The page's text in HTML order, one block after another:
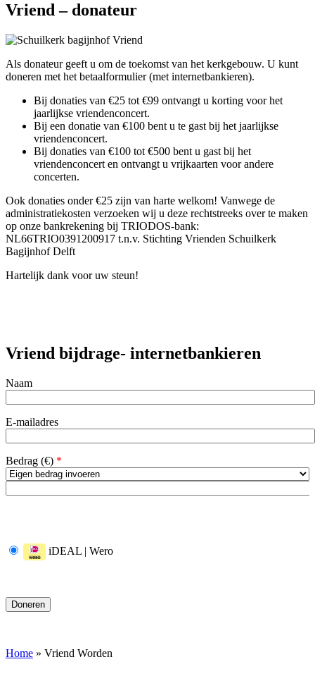
Vriend – donateur
Als donateur geeft u om de toekomst van het kerkgebouw. U kunt
doneren met het betaalformulier (met internetbankieren).
Bij donaties van €25 tot €99 ontvangt u korting voor het
jaarlijkse vriendenconcert.
Bij een donatie van €100 bent u te gast bij het jaarlijkse
vriendenconcert.
Bij donaties van €100 tot €500 bent u gast bij het
vriendenconcert en ontvangt u vrijkaarten voor andere
concerten.
Ook donaties onder €25 zijn van harte welkom! Vanwege de
administratiekosten verzoeken wij u deze rechtstreeks over te maken
op onze bankrekening bij TRIODOS-bank:
NL66TRIO0391200917 t.n.v. Stichting Vrienden Schuilkerk
Bagijnhof Delft
Hartelijk dank voor uw steun!
Vriend bijdrage- internetbankieren
Naam
E-mailadres
Bedrag (€) *
iDEAL | Wero
Home » Vriend Worden